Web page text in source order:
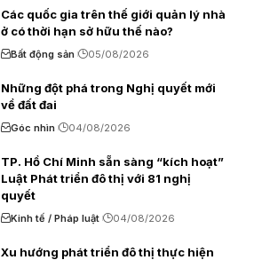
Các quốc gia trên thế giới quản lý nhà
ở có thời hạn sở hữu thế nào?
Bất động sản 05/08/2026
Những đột phá trong Nghị quyết mới
về đất đai
Góc nhìn 04/08/2026
TP. Hồ Chí Minh sẵn sàng “kích hoạt”
Luật Phát triển đô thị với 81 nghị
quyết
Kinh tế / Pháp luật 04/08/2026
Xu hướng phát triển đô thị thực hiện